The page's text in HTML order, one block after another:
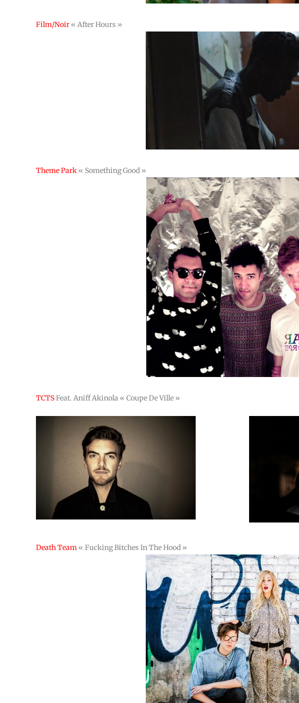
Film/Noir « After Hours »
Theme Park « Something Good »
TCTS Feat. Aniff Akinola « Coupe De Ville »
Death Team « Fucking Bitches In The Hood »